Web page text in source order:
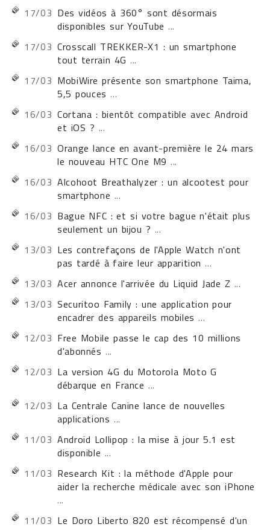
17/03 Des vidéos à 360° sont désormais
disponibles sur YouTube ...
17/03 Crosscall TREKKER-X1 : un smartphone
tout terrain 4G ...
17/03 MobiWire présente son smartphone Taima,
5,5 pouces ...
16/03 Cortana : bientôt compatible avec Android
et iOS ? ...
16/03 Orange lance en avant-première le 24 mars
le nouveau HTC One M9 ...
16/03 Alcohoot Breathalyzer : un alcootest pour
smartphone ...
16/03 Bague NFC : et si votre bague n'était plus
seulement un bijou ? ...
13/03 Les contrefaçons de l'Apple Watch n'ont
pas tardé à faire leur apparition ...
13/03 Acer annonce l'arrivée du Liquid Jade Z ...
13/03 Securitoo Family : une application pour
encadrer des appareils mobiles ...
12/03 Free Mobile passe le cap des 10 millions
d'abonnés ...
12/03 La version 4G du Motorola Moto G
débarque en France ...
12/03 La Centrale Canine lance de nouvelles
applications ...
11/03 Android Lollipop : la mise à jour 5.1 est
disponible ...
11/03 Research Kit : la méthode d'Apple pour
aider la recherche médicale avec son iPhone
...
11/03 Le Doro Liberto 820 est récompensé d'un